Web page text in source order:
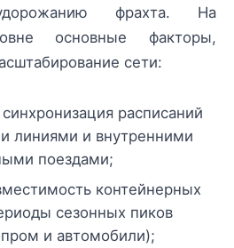
фрахта. На
основные факторы,
сети:
синхронизация расписаний
линиями и внутренними
поездами;
контейнерных
сезонных пиков
и автомобили);